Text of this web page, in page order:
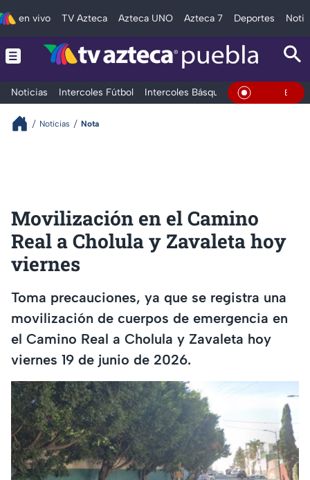
en vivo TV Azteca Azteca UNO Azteca 7 Deportes
Noticias Intercoles Fútbol Intercoles Básquetbol DeportesEn Vivo
Noticias Nota
Movilización en el Camino
Real a Cholula y Zavaleta hoy
viernes
Toma precauciones, ya que se registra una
movilización de cuerpos de emergencia en
el Camino Real a Cholula y Zavaleta hoy
viernes 19 de junio de 2026.